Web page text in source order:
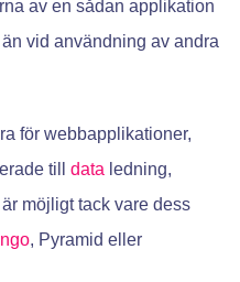
av en sådan applikation
vid användning av andra
för webbapplikationer,
till data ledning,
möjligt tack vare dess
, Pyramid eller